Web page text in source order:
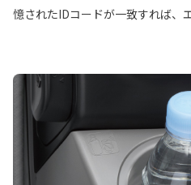
憶されたIDコードが一致すれば、